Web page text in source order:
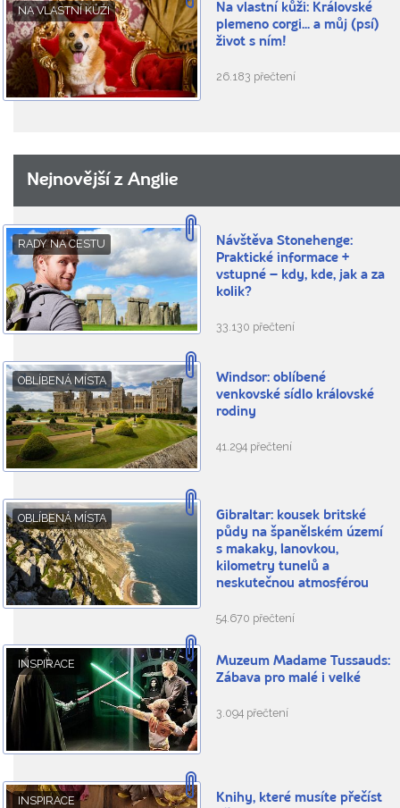
NA VLASTNÍ KŮŽI
Na vlastní kůži: Královské
plemeno corgi... a můj (psí)
život s ním!
26.183 přečtení
Nejnovější z Anglie
RADY NA CESTU
Návštěva Stonehenge:
Praktické informace +
vstupné – kdy, kde, jak a za
kolik?
33.130 přečtení
OBLÍBENÁ MÍSTA
Windsor: oblíbené
venkovské sídlo královské
rodiny
41.294 přečtení
OBLÍBENÁ MÍSTA
Gibraltar: kousek britské
půdy na španělském území
s makaky, lanovkou,
kilometry tunelů a
neskutečnou atmosférou
54.670 přečtení
INSPIRACE
Muzeum Madame Tussauds:
Zábava pro malé i velké
3.094 přečtení
INSPIRACE Knihy, které musíte přečíst